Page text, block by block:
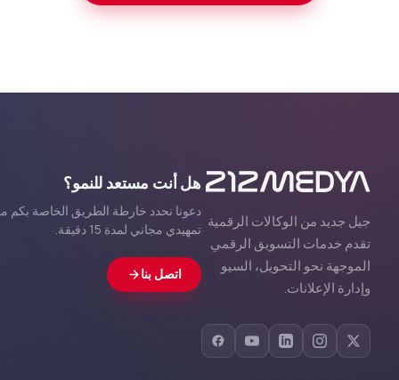
جيل جديد من الوكالات الرقمية
تقدم خدمات التسويق الرقمي
الموجهة نحو التحويل، السيو
وإدارة الإعلانات.
هل أنت مستعد للنمو؟
دعونا نحدد خارطة الطريق الخاصة بكم
تمهيدي مجاني لمدة 15 دقيقة.
اتصل بنا